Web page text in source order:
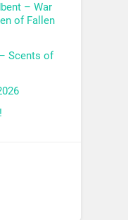
– War
of Fallen
Scents of